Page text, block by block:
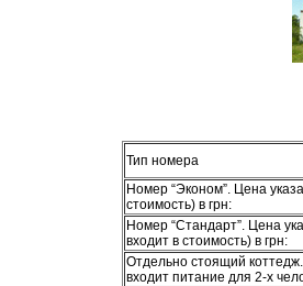
Тип номера
Номер “Эконом”. Цена
стоимость) в грн:
Номер “Стандарт”. Цена
входит в стоимость) в грн:
Отдельно стоящий
входит питание для 2-х